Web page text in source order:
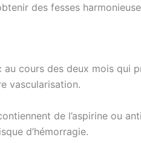
des fesses
cours des deux mois qui
vascularisation.
de l’aspirine ou
d’hémorragie.